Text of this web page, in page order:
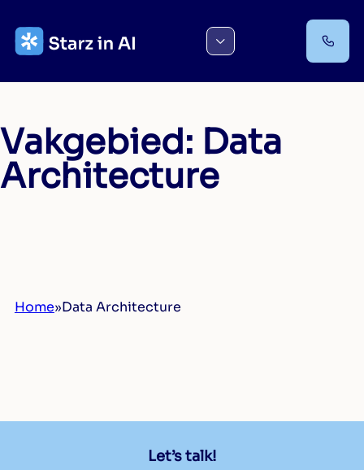
naar
de
Vakgebied: Data
Architecture
Home»Data Architecture
Let’s talk!